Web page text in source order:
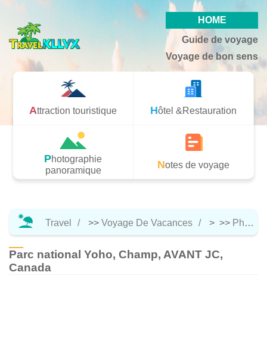
HOME
Guide de voyage
Voyage de bon sens
Attraction touristique Hôtel &Restauration
Photographie
panoramique
Notes de voyage
Travel >> Voyage De Vacances > >> Photographie Panoramique
Parc national Yoho, Champ, AVANT JC,
Canada